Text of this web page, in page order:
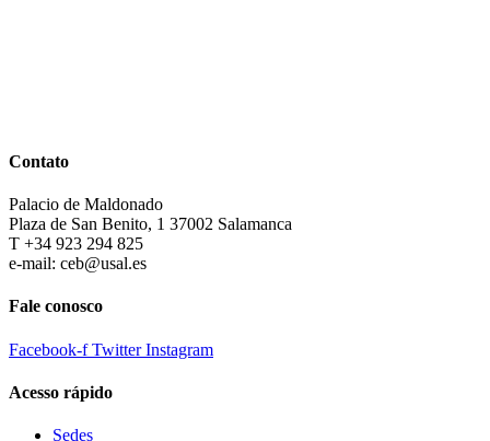
Contato
Palacio de Maldonado
Plaza de San Benito, 1 37002 Salamanca
T +34 923 294 825
e-mail: ceb@usal.es
Fale conosco
Facebook-f Twitter Instagram
Acesso rápido
Sedes